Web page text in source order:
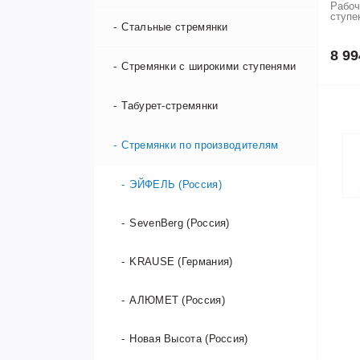
Стальные стремянки
Стремянки с широкими ступенями
Табурет-стремянки
Стремянки по производителям
ЭЙФЕЛЬ (Россия)
SevenBerg (Россия)
KRAUSE (Германия)
АЛЮМЕТ (Россия)
Новая Высота (Россия)
8